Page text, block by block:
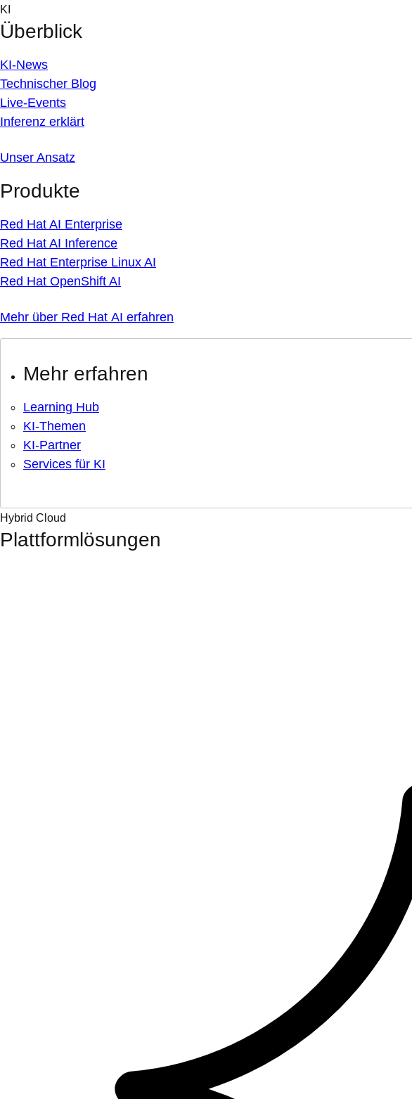
Skip
to
content
KI
Überblick
KI-News
Technischer Blog
Live-Events
Inferenz erklärt
Unser Ansatz
Produkte
Red Hat AI Enterprise
Red Hat AI Inference
Red Hat Enterprise Linux AI
Red Hat OpenShift AI
Mehr über Red Hat AI erfahren
Mehr erfahren
Learning Hub
KI-Themen
KI-Partner
Services für KI
Hybrid Cloud
Plattformlösungen